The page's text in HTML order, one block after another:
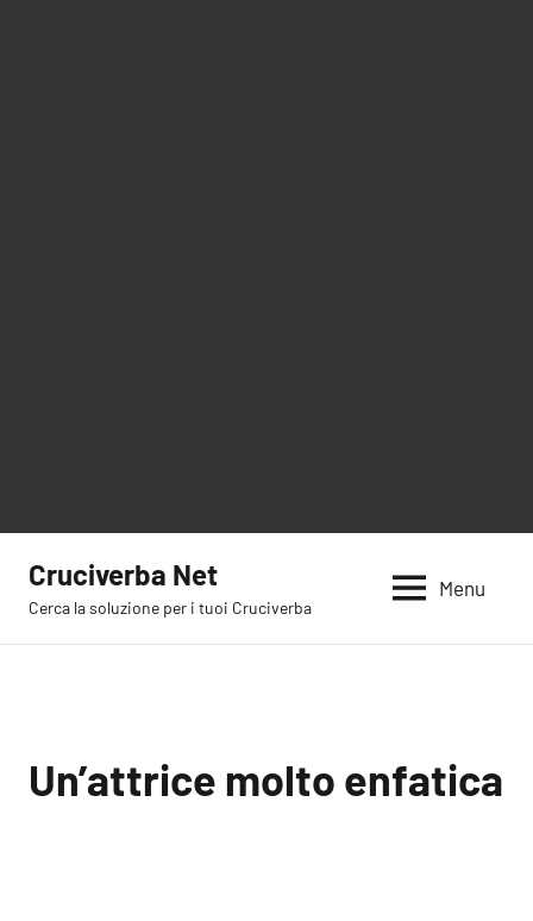
contenuto
Cruciverba Net
Cerca la soluzione per i tuoi Cruciverba
Menu
Un’attrice molto enfatica